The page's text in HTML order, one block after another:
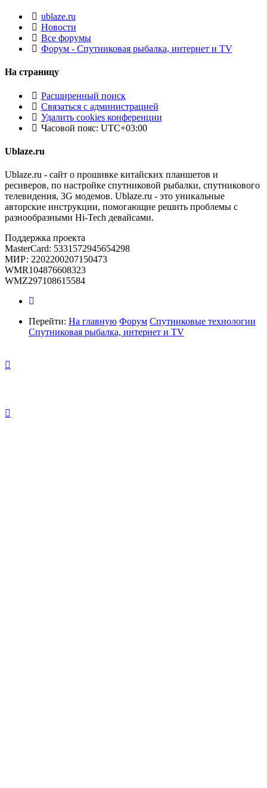
ublaze.ru
Новости
Все форумы
Форум - Спутниковая рыбалка, интернет и TV
На страницу
Расширенный поиск
Связаться с администрацией
Удалить cookies конференции
Часовой пояс: UTC+03:00
Ublaze.ru
Ublaze.ru - сайт о прошивке китайских планшетов и
ресиверов, по настройке спутниковой рыбалки, спутникового
телевидения, 3G модемов. Ublaze.ru - это уникальные
авторские инструкции, помогающие решить проблемы с
разнообразными Hi-Tech девайсами.
Поддержка проекта
MasterCard: 5331572945654298
МИР: 2202200207150473
WMR104876608323
WMZ297108615584
Перейти: На главную Форум Спутниковые технологии
Спутниковая рыбалка, интернет и TV